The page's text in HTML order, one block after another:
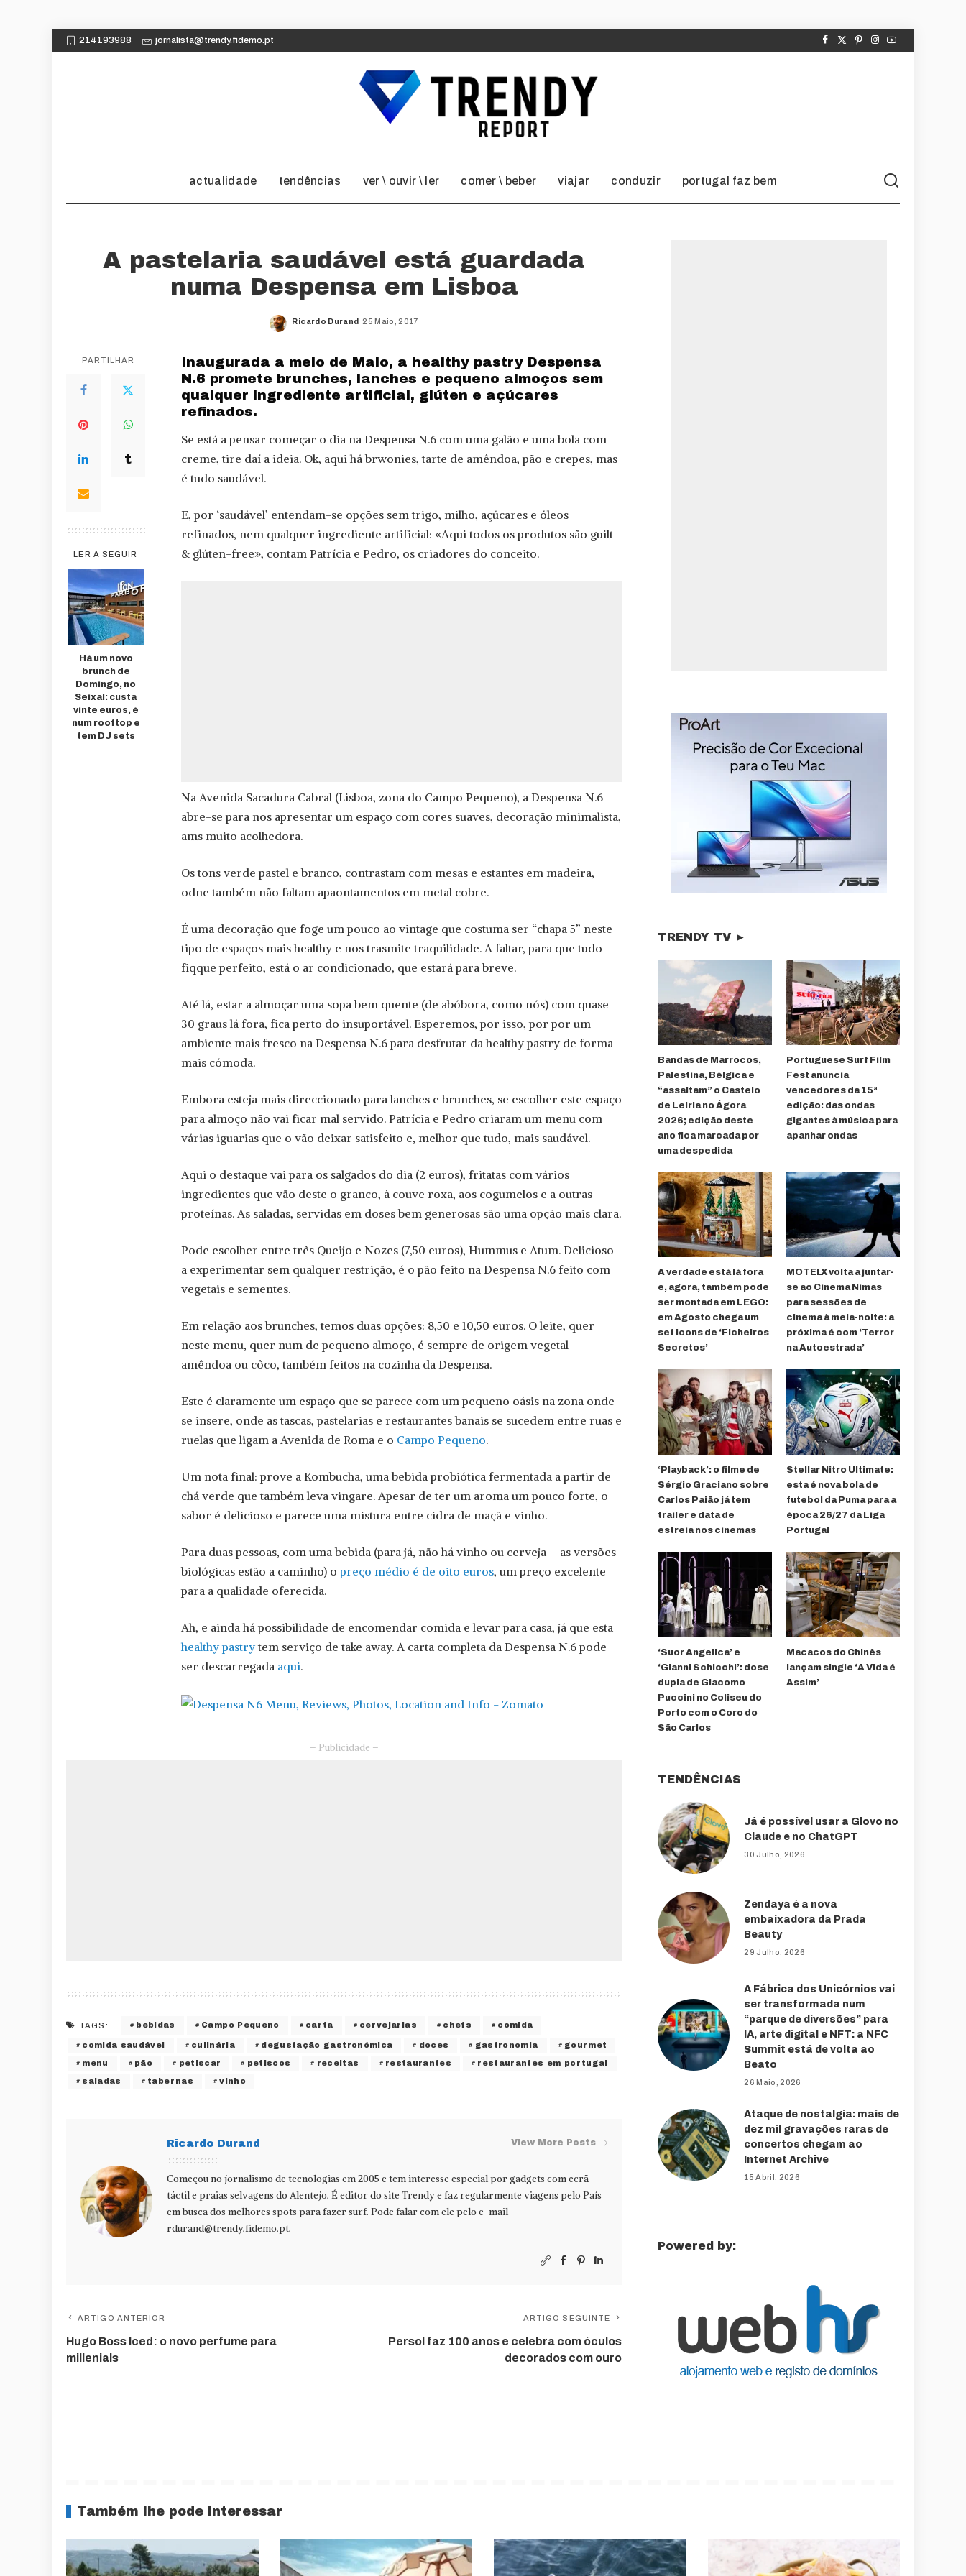
214193988 jornalista@trendy.fidemo.pt
actualidade tendências ver \ ouvir \ ler comer \ beber viajar conduzir portugal faz bem
A pastelaria saudável está guardada
numa Despensa em Lisboa
Posted
Ricardo Durand 25 Maio, 2017
PARTILHAR
LER A SEGUIR
Há um novo
brunch de
Domingo, no
Seixal: custa
vinte euros, é
num rooftop e
tem DJ sets
Inaugurada a meio de Maio, a healthy pastry Despensa
N.6 promete brunches, lanches e pequeno almoços sem
qualquer ingrediente artificial, glúten e açúcares
refinados.
Se está a pensar começar o dia na Despensa N.6 com uma galão e uma bola com
creme, tire daí a ideia. Ok, aqui há brwonies, tarte de amêndoa, pão e crepes, mas
é tudo saudável.
E, por ‘saudável’ entendam-se opções sem trigo, milho, açúcares e óleos
refinados, nem qualquer ingrediente artificial: «Aqui todos os produtos são guilt
& glúten-free», contam Patrícia e Pedro, os criadores do conceito.
Na Avenida Sacadura Cabral (Lisboa, zona do Campo Pequeno), a Despensa N.6
abre-se para nos apresentar um espaço com cores suaves, decoração minimalista,
ams muito acolhedora.
Os tons verde pastel e branco, contrastam com mesas e estantes em madeira,
odne também não faltam apaontamentos em metal cobre.
É uma decoração que foge um pouco ao vintage que costuma ser “chapa 5” neste
tipo de espaços mais healthy e nos trasmite traquilidade. A faltar, para que tudo
fiqque perfeito, está o ar condicionado, que estará para breve.
Até lá, estar a almoçar uma sopa bem quente (de abóbora, como nós) com quase
30 graus lá fora, fica perto do insuportável. Esperemos, por isso, por por um
ambiente mais fresco na Despensa N.6 para desfrutar da healthy pastry de forma
mais cómoda.
Embora esteja mais direccionado para lanches e brunches, se escolher este espaço
para almoço não vai ficar mal servido. Patrícia e Pedro criaram um menu com
várias iguarias que o vão deixar satisfeito e, melhor que tudo, mais saudável.
Aqui o destaque vai para os salgados do dia (2 euros), fritatas com vários
ingredientes que vão deste o granco, à couve roxa, aos cogumelos e a outras
proteínas. As saladas, servidas em doses bem generosas são uma opção mais clara.
Pode escolher entre três Queijo e Nozes (7,50 euros), Hummus e Atum. Delicioso
a experimentar sem qualquer restrição, é o pão feito na Despensa N.6 feito com
vegetais e sementes.
Em relação aos brunches, temos duas opções: 8,50 e 10,50 euros. O leite, quer
neste menu, quer num de pequeno almoço, é sempre de origem vegetal –
amêndoa ou côco, também feitos na cozinha da Despensa.
Este é claramente um espaço que se parece com um pequeno oásis na zona onde
se insere, onde as tascas, pastelarias e restaurantes banais se sucedem entre ruas e
ruelas que ligam a Avenida de Roma e o Campo Pequeno.
Um nota final: prove a Kombucha, uma bebida probiótica fermentada a partir de
chá verde que também leva vingare. Apesar de ter um aroma um pouco forte, o
sabor é delicioso e parece uma mistura entre cidra de maçã e vinho.
Para duas pessoas, com uma bebida (para já, não há vinho ou cerveja – as versões
biológicas estão a caminho) opreço médio é de oito euros, um preço excelente
para a qualidade oferecida.
Ah, e ainda há possibilidade de encomendar comida e levar para casa, já que esta
healthy pastrytem serviço de take away. A carta completa da Despensa N.6 pode
ser descarregada aqui.
– Publicidade –
TAGS: bebidas Campo Pequeno carta cervejarias chefs comida
comida saudável culinária degustação gastronómica doces gastronomia gourmet
menu pão petiscar petiscos receitas restaurantes restaurantes em portugal
saladas tabernas vinho
Ricardo Durand View More Posts
Começou no jornalismo de tecnologias em 2005 e tem interesse especial por gadgets com ecrã
táctil e praias selvagens do Alentejo. É editor do site Trendy e faz regularmente viagens pelo País
em busca dos melhores spots para fazer surf. Pode falar com ele pelo e-mail
rdurand@trendy.fidemo.pt.
ARTIGO ANTERIOR
Hugo Boss Iced: o novo perfume para
millenials
ARTIGO SEGUINTE
Persol faz 100 anos e celebra com óculos
decorados com ouro
TRENDY TV ►
Bandas de Marrocos,
Palestina, Bélgica e
“assaltam” o Castelo
de Leiria no Ágora
2026; edição deste
ano fica marcada por
uma despedida
Portuguese Surf Film
Fest anuncia
vencedores da 15ª
edição: das ondas
gigantes à música para
apanhar ondas
A verdade está lá fora
e, agora, também pode
ser montada em LEGO:
em Agosto chega um
set Icons de ‘Ficheiros
Secretos’
MOTELX volta a juntar-
se ao Cinema Nimas
para sessões de
cinema à meia-noite: a
próxima é com ‘Terror
na Autoestrada’
‘Playback’: o filme de
Sérgio Graciano sobre
Carlos Paião já tem
trailer e data de
estreia nos cinemas
Stellar Nitro Ultimate:
esta é nova bola de
futebol da Puma para a
época 26/27 da Liga
Portugal
‘Suor Angelica’ e
‘Gianni Schicchi’: dose
dupla de Giacomo
Puccini no Coliseu do
Porto com o Coro do
São Carlos
Macacos do Chinês
lançam single ‘A Vida é
Assim’
TENDÊNCIAS
Já é possível usar a Glovo no
Claude e no ChatGPT
30 Julho, 2026
Zendaya é a nova
embaixadora da Prada
Beauty
29 Julho, 2026
A Fábrica dos Unicórnios vai
ser transformada num
“parque de diversões” para
IA, arte digital e NFT: a NFC
Summit está de volta ao
Beato
26 Maio, 2026
Ataque de nostalgia: mais de
dez mil gravações raras de
concertos chegam ao
Internet Archive
15 Abril, 2026
Powered by:
Também lhe pode interessar